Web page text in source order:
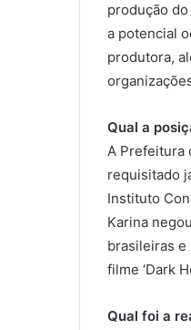
produção
a potencial
produtora,
Qual a
A Prefeitura
requisitado
Instituto
Karina
brasileiras e
filme ‘Dark
Qual foi a